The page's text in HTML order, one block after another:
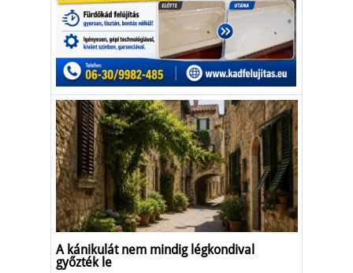
A kánikulát nem mindig légkondival
győzték le